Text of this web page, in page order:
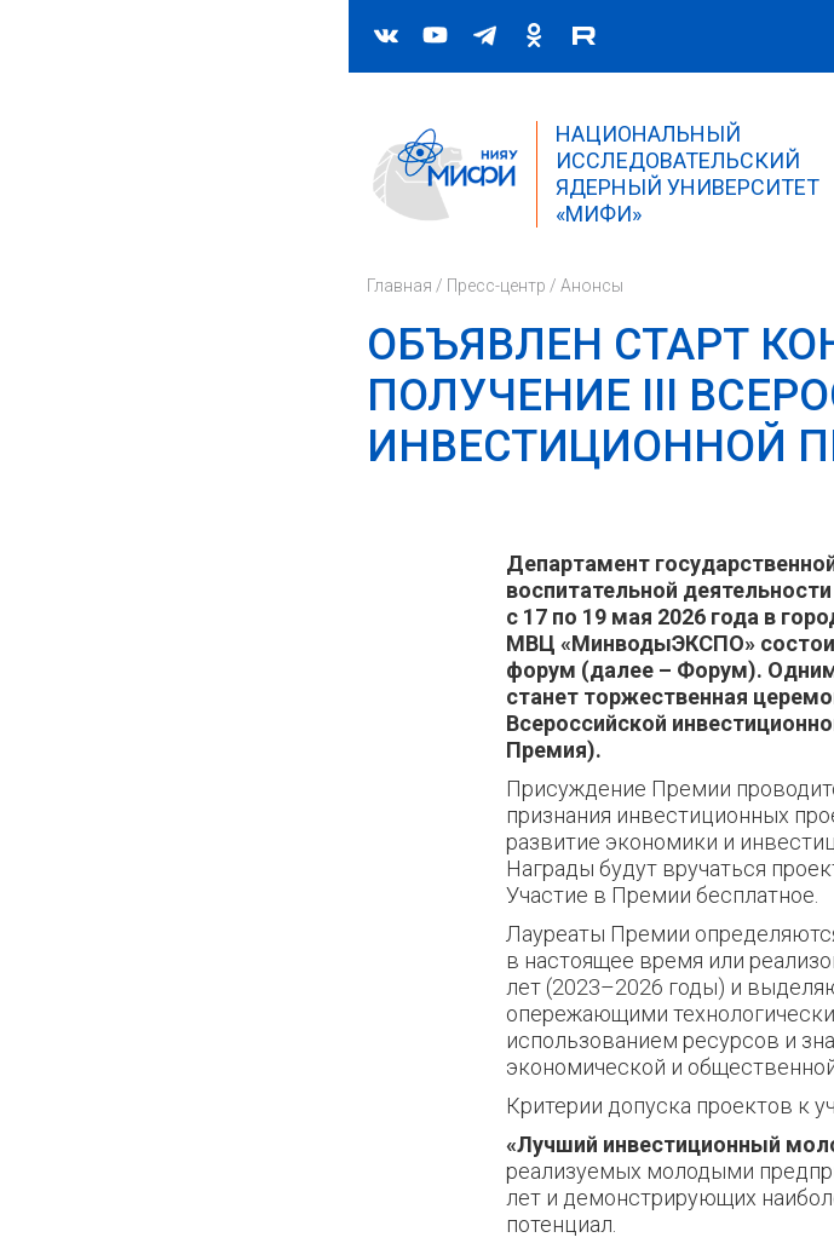
НАЦИОНАЛЬНЫЙ
ИССЛЕДОВАТЕЛЬСКИЙ
ЯДЕРНЫЙ УНИВЕРСИТЕТ
«МИФИ»
Главная / Пресс-центр / Анонсы
ОБЪЯВЛЕН СТАРТ
ПОЛУЧЕНИЕ III
ИНВЕСТИЦИОННОЙ
Департамент
воспитательной
с 17 по 19 мая 2026 года в
МВЦ «МинводыЭКСПО»
форум (далее – Форум).
станет торжественная
Всероссийской
Премия).
Присуждение Премии
признания инвестиционных
развитие экономики и
Награды будут вручаться
Участие в Премии бесплатное.
Лауреаты Премии
в настоящее время или
лет (2023–2026 годы) и
опережающими
использованием ресурсов и
экономической и
Критерии допуска проектов к
«Лучший инвестиционный
реализуемых молодыми
лет и демонстрирующих
потенциал.